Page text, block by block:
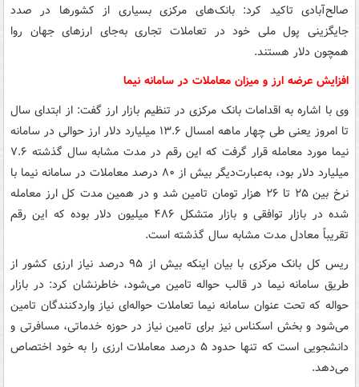
صالح‌آبادی تاکید کرد: بانک‌های مرکزی بسیاری از کشورها در صدد
جایگزینی پول ملی خود در تعاملات تجاری به‌جای ارزهای جهان روا
همچون دلار هستند.
افزایش عرضه ارز و میزان معاملات در سامانه نیما
وی با اشاره به اقدامات بانک مرکزی در تنظیم بازار ارز گفت: از ابتدای سال
تا امروز یعنی طی چهار ماهه امسال ۱۳.۶ میلیارد دلار ارز حوالی در سامانه
نیما مورد معامله قرار گرفت که این رقم در مدت مشابه سال گذشته ۷.۶
میلیارد دلار بود، به‌عبارت‌دیگر بیش از ۸۰ درصد معاملات در سامانه نیما با
نرخ بین ۲۵ تا ۲۶ هزار تومان تامین شد و در همین مدت کل ارز معامله
شده در بازار توافقی و بازار متشکل ۴۸۶ میلیون دلار بوده که این رقم
تقریباً معادل مدت مشابه سال گذشته است.
ریس کل بانک مرکزی با بیان اینکه بیش از ۹۵ درصد نیاز ارزی کشور از
طریق سامانه نیما در قالب حواله تامین می‌شود، خاطرنشان کرد: در بازار
حواله که تحت عنوان سامانه نیما تعاملات حواله‌ای نیاز واردکنندگان تامین
می‌شود و بخش اسکناس نیز برای تامین نیاز در حوزه خدماتی، مسافرتی و
دانشجویی است که تنها حدود ۵ درصد معاملات ارزی را به خود اختصاص
می‌دهد.